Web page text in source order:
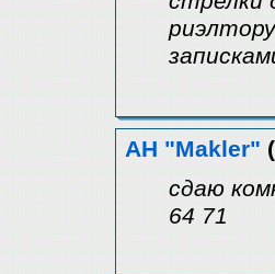
АН "Makler"
сдаю
64 71